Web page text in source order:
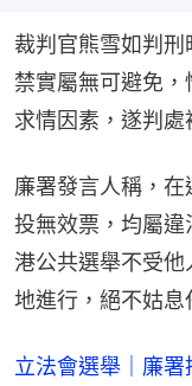
裁判官熊雪如判
禁實屬無可避免
求情因素，遂判處
廉署發言人稱，
投無效票，均屬
港公共選舉不受
地進行，絕不姑息
立法會選舉｜廉